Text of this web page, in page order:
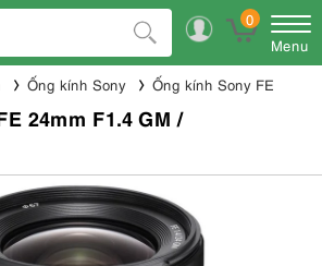
0
Menu
Ống kính Sony Ống kính Sony FE
24mm F1.4 GM /